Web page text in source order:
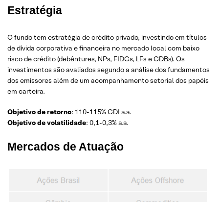
Estratégia
O fundo tem estratégia de crédito privado, investindo em títulos
de dívida corporativa e financeira no mercado local com baixo
risco de crédito (debêntures, NPs, FIDCs, LFs e CDBs). Os
investimentos são avaliados segundo a análise dos fundamentos
dos emissores além de um acompanhamento setorial dos papéis
em carteira.
Objetivo de retorno: 110-115% CDI a.a.
Objetivo de volatilidade: 0,1-0,3% a.a.
Mercados de Atuação